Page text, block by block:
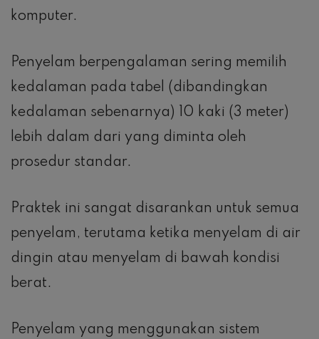
komputer.
Penyelam berpengalaman sering memilih
kedalaman pada tabel (dibandingkan
kedalaman sebenarnya) 10 kaki (3 meter)
lebih dalam dari yang diminta oleh
prosedur standar.
Praktek ini sangat disarankan untuk semua
penyelam, terutama ketika menyelam di air
dingin atau menyelam di bawah kondisi
berat.
Penyelam yang menggunakan sistem